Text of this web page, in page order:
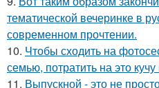
тематической вечеринке в
современном прочтении.
10. Чтобы сходить на
семью, потратить на это
11. Выпускной - это не